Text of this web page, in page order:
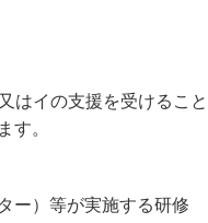
はイの支援を受けること
。
ー）等が実施する研修